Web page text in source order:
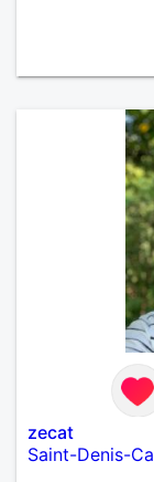
expressif et j'
partager
zecat
Saint-Denis-